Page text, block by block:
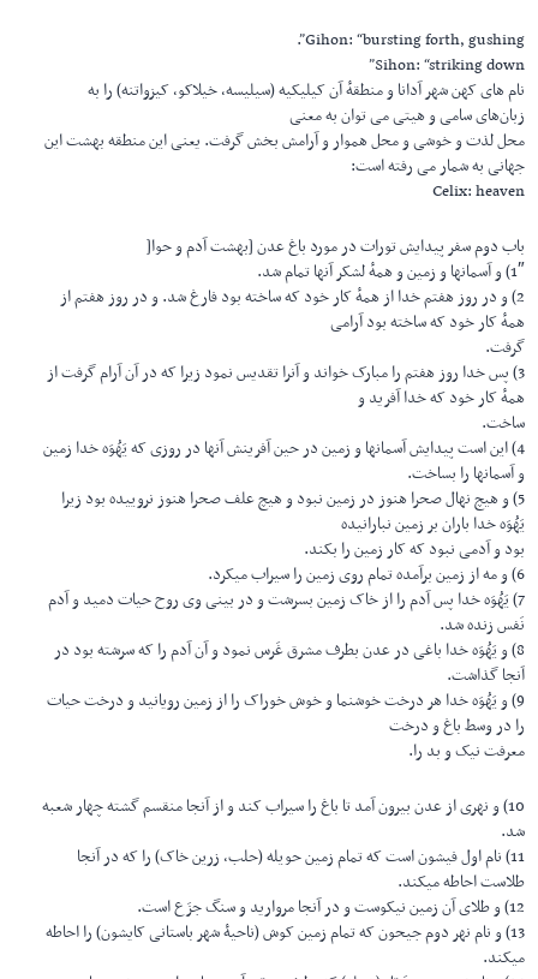
Gihon: “bursting forth, gushing”.
Sihon: “striking down”
نام های کهن شهر آدانا و منطقهٔ آن کیلیکیه (سیلیسه، خیلاکو، کیزواتنه) را به
زبان‌های سامی و هیتی می توان به معنی
محل لذت و خوشی و محل هموار و آرامش بخش گرفت. یعنی این منطقه بهشت این
جهانی به شمار می رفته است:
Celix: heaven
باب دوم سفر پیدایش تورات در مورد باغ عدن [بهشت آدم و حوا[
1″) و آسمانها و زمین و همهٔ لشکر آنها تمام شد.
2) و در روز هفتم خدا از همهٔ کار خود که ساخته بود فارغ شد. و در روز هفتم از
همهٔ کار خود که ساخته بود آرامی
گرفت.
3) پس خدا روز هفتم را مبارک خواند و آنرا تقدیس نمود زیرا که در آن آرام گرفت از
همهٔ کار خود که خدا آفرید و
ساخت.
4) این است پیدایش آسمانها و زمین در حین آفرینش آنها در روزی که یَهُوَه خدا زمین
و آسمانها را بساخت.
5) و هیچ نهال صحرا هنوز در زمین نبود و هیچ علف صحرا هنوز نروییده بود زیرا
یَهُوَه خدا باران بر زمین نبارانیده
بود و آدمی نبود که کار زمین را بکند.
6) و مه از زمین برآمده تمام روی زمین را سیراب میکرد.
7) یَهُوَه خدا پس آدم را از خاک زمین بسرشت و در بینی وی روح حیات دمید و آدم
نَفس زنده شد.
8) و یَهُوَه خدا باغی در عدن بطرف مشرق غَرس نمود و آن آدم را که سرشته بود در
آنجا گذاشت.
9) و یَهُوَه خدا هر درخت خوشنما و خوش خوراک را از زمین رویانید و درخت حیات
را در وسط باغ و درخت
معرفت نیک و بد را.
10) و نهری از عدن بیرون آمد تا باغ را سیراب کند و از آنجا منقسم گشته چهار شعبه
شد.
11) نام اول فیشون است که تمام زمین حویله (حلب، زرین خاک) را که در آنجا
طلاست احاطه میکند.
12) و طلای آن زمین نیکوست و در آنجا مروارید و سنگ جزَع است.
13) و نام نهر دوم جیحون که تمام زمین کوش (ناحیۀ شهر باستانی کایشون) را احاطه
میکند.